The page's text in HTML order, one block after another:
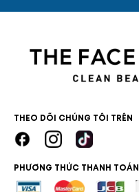
THEO DÕI CHÚNG TÔI TRÊN
PHƯƠNG THỨC THANH TOÁN